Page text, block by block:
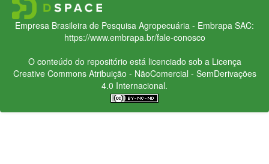
Empresa Brasileira de Pesquisa Agropecuária - Embrapa SAC:
https://www.embrapa.br/fale-conosco
O conteúdo do repositório está licenciado sob a Licença
Creative CommonsAtribuição - NãoComercial - SemDerivações
4.0 Internacional.